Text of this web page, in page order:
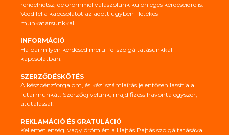
rendelhetsz, de örömmel válaszolunk különleges kérdéseidre is.
Vedd fel a kapcsolatot az adott ügyben illetékes
munkatársunkkal.
INFORMÁCIÓ
Ha bármilyen kérdésed merül fel szolgáltatásunkkal
kapcsolatban.
SZERZŐDÉSKÖTÉS
A készpénzforgalom, és kézi számlaírás jelentősen lassítja a
futármunkát. Szerződj velünk, majd fizess havonta egyszer,
átutalással!
REKLAMÁCIÓ ÉS GRATULÁCIÓ
Kellemetlenség, vagy öröm ért a Hajtás Pajtás szolgáltatásával